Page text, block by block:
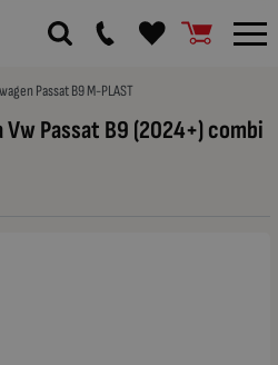
Passat B9 M-PLAST
Passat B9 (2024+) combi